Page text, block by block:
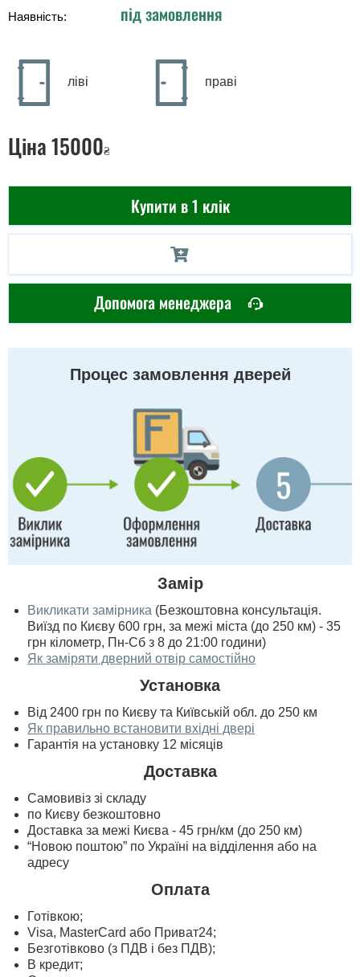
Наявність: під замовлення
ліві праві
Ціна15000₴
Купити в 1 клік
Допомога менеджера
Процес замовлення дверей
Замір
Викликати замірника (Безкоштовна консультація.
Виїзд по Києву 600 грн, за межі міста (до 250 км) - 35
грн кілометр, Пн-Сб з 8 до 21:00 години)
Як заміряти дверний отвір самостійно
Установка
Від 2400 грн по Києву та Київській обл. до 250 км
Як правильно встановити вхідні двері
Гарантія на установку 12 місяців
Доставка
Самовивіз зі складу
по Києву безкоштовно
Доставка за межі Києва - 45 грн/км (до 250 км)
“Новою поштою” по Україні на відділення або на
адресу
Оплата
Готівкою;
Visa, MasterСard або Приват24;
Безготівково (з ПДВ і без ПДВ);
В кредит;